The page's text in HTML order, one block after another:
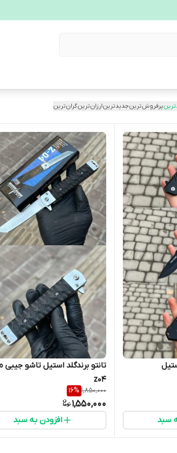
پرفروش‌ترینجدیدترینارزان‌ترینگران‌ترین
سبد
تانتو برندگلد استیل تاشو جیبی
z04
1,850,000
16%
1,550,000
افزودن به سبد